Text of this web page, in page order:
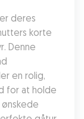
deres
korte
Denne
en rolig,
for at holde